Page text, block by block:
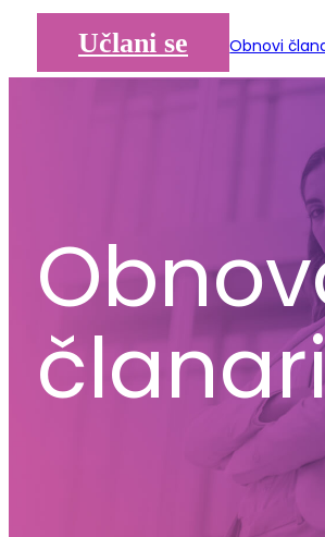
Učlani se Obnovi